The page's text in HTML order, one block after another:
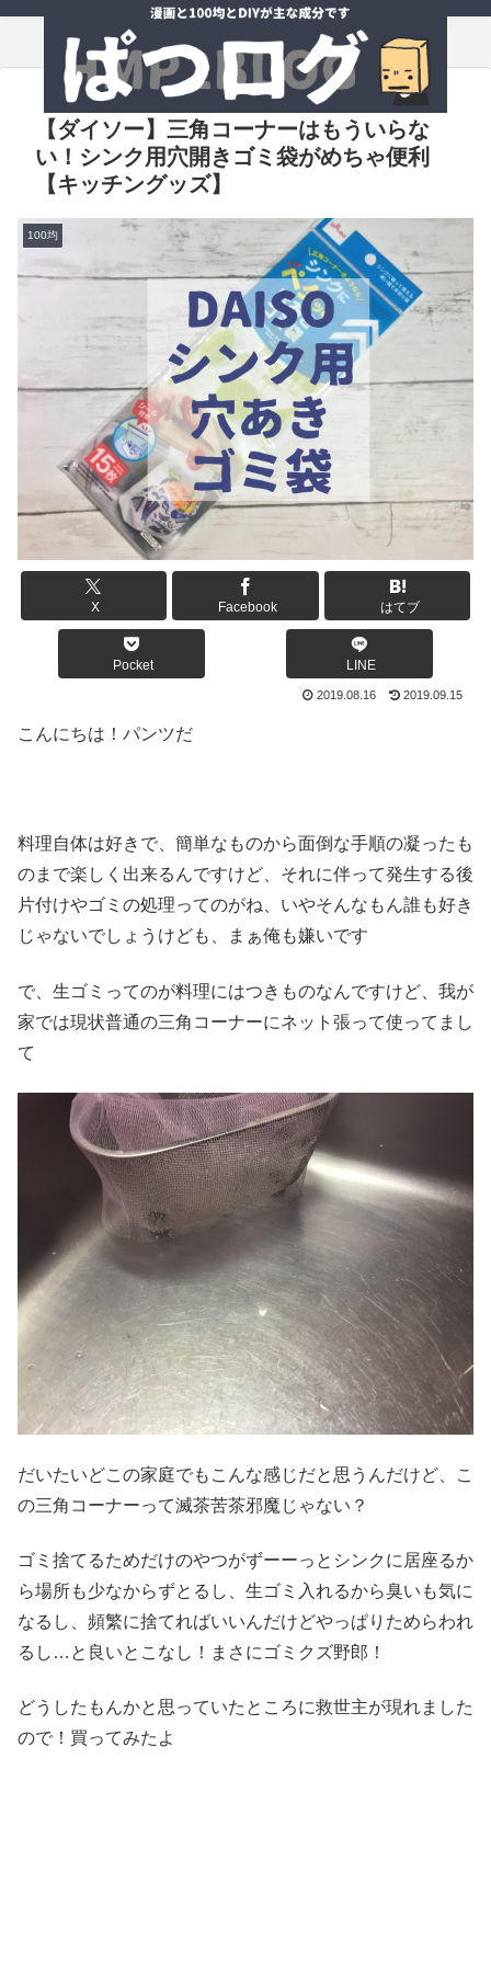
【ダイソー】三角コーナーはもういらな
い！シンク用穴開きゴミ袋がめちゃ便利
【キッチングッズ】
100均
X Facebook はてブ
Pocket LINE
2019.08.16 2019.09.15
こんにちは！パンツだ
料理自体は好きで、簡単なものから面倒な手順の凝ったも
のまで楽しく出来るんですけど、それに伴って発生する後
片付けやゴミの処理ってのがね、いやそんなもん誰も好き
じゃないでしょうけども、まぁ俺も嫌いです
で、生ゴミってのが料理にはつきものなんですけど、我が
家では現状普通の三角コーナーにネット張って使ってまし
て
だいたいどこの家庭でもこんな感じだと思うんだけど、こ
の三角コーナーって滅茶苦茶邪魔じゃない？
ゴミ捨てるためだけのやつがずーーっとシンクに居座るか
ら場所も少なからずとるし、生ゴミ入れるから臭いも気に
なるし、頻繁に捨てればいいんだけどやっぱりためらわれ
るし…と良いとこなし！まさにゴミクズ野郎！
どうしたもんかと思っていたところに救世主が現れました
ので！買ってみたよ